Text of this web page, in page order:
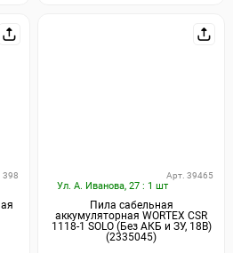
398
Ул. А. Иванова, 27 : 1 шт
Арт. 39465
Пила сабельная
аккумуляторная WORTEX CSR
1118-1 SOLO (Без АКБ и ЗУ, 18В)
(2335045)